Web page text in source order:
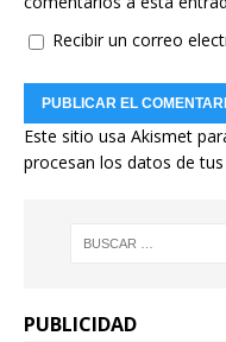
Recibir un correo
Este sitio usa Akismet
procesan los datos de
PUBLICIDAD